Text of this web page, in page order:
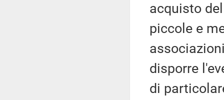
acquisto
piccole e
disporre
di